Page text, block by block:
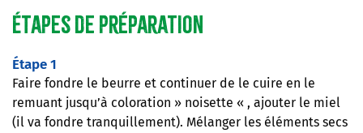
Étapes de préparation
Étape 1
Faire fondre le beurre et continuer de le cuire en le
remuant jusqu’à coloration » noisette « , ajouter le miel
(il va fondre tranquillement). Mélanger les éléments secs